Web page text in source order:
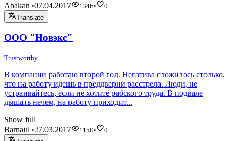
Abakan •07.04.2017 1346•
0
Translate
ООО "Новэкс"
Trustworthy
В компании работаю второй год. Негатива сложилось столько,
что на работу идешь в преддверии расстрела. Люди, не
устраивайтесь, если не хотите рабского труда. В подвале
дышать нечем, на работу приходит...
Show full
Barnaul •27.03.2017 1150•
0